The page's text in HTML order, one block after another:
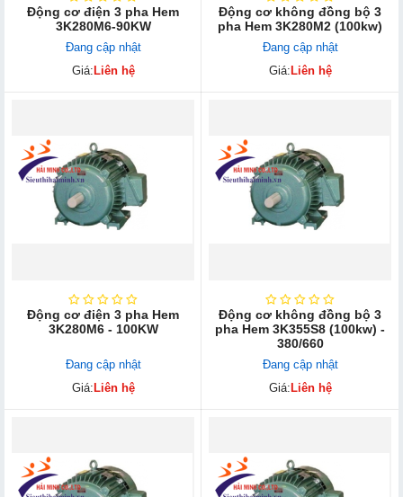
Động cơ điện 3 pha Hem
3K280M6-90KW
Đang cập nhật
Giá: Liên hệ
Động cơ không đồng bộ 3
pha Hem 3K280M2 (100kw)
Đang cập nhật
Giá: Liên hệ
Động cơ điện 3 pha Hem
3K280M6 - 100KW
Đang cập nhật
Giá: Liên hệ
Động cơ không đồng bộ 3
pha Hem 3K355S8 (100kw) -
380/660
Đang cập nhật
Giá: Liên hệ